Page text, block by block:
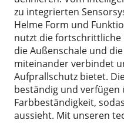
zu integrierten
Helme Form und
nutzt die fortschrittliche
die Außenschale und
miteinander verbindet
Aufprallschutz bietet.
beständig und
Farbbeständigkeit,
aussieht. Mit unseren